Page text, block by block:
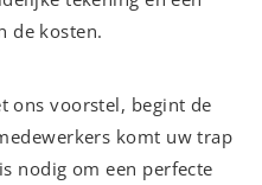
de kosten.
ons voorstel, begint de
komt uw trap
nodig om een perfecte